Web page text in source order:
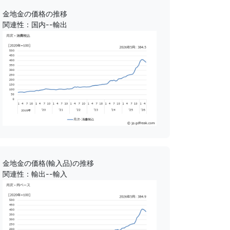
金地金の価格の推移
関連性：国内--輸出
金地金の価格(輸入品)の推移
関連性：輸出--輸入